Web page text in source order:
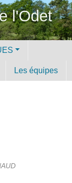
l'Odet
Les équipes